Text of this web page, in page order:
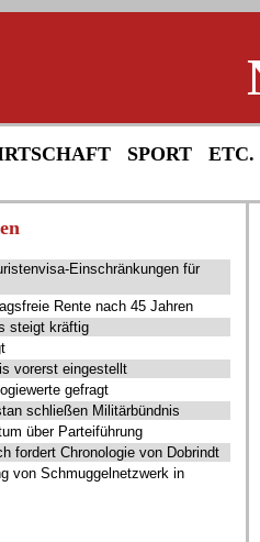
SPORT ETC.
Einschränkungen für
Rente nach 45 Jahren
steigt kräftig
vorerst eingestellt
gefragt
schließen Militärbündnis
über Parteiführung
fordert Chronologie von Dobrindt
von Schmuggelnetzwerk in